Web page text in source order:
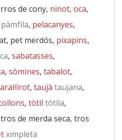
de cony, ninot, oca,
pàmfila, pelacanyes,
pet merdós, pixapins,
, sabatasses,
, sòmines, tabalot,
, taujà taujana,
, tòtil tòtila,
tros de merda seca, tros
ximpleta